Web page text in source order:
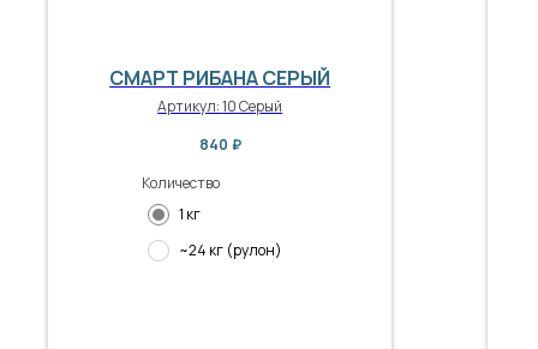
СМАРТ РИБАНА СЕРЫЙ
Артикул:10 Серый
840 ₽
Количество
1 кг
~24 кг (рулон)